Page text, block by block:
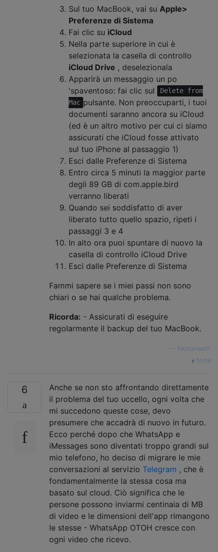
Sul tuo MacBook, vai su Apple>
Preferenze di Sistema
Fai clic su iCloud
Nella parte superiore in cui è
selezionata la casella di controllo
iCloud Drive , deselezionala
Apparirà un messaggio un po
'spaventoso: fai clic sul
Delete from
Mac pulsante. Non preoccuparti, i tuoi
documenti saranno ancora su iCloud
(ed è un altro motivo per cui ci siamo
assicurati che iCloud fosse attivato
sul tuo iPhone al passaggio 1)
Esci dalle Preferenze di Sistema
Entro circa 5 minuti la maggior parte
degli 89 GB di com.apple.bird
verranno liberati
Quando sei soddisfatto di aver
liberato tutto quello spazio, ripeti i
passaggi 3 e 4
In alto ora puoi spuntare di nuovo la
casella di controllo iCloud Drive
Esci dalle Preferenze di Sistema
Fammi sapere se i miei passi non sono
chiari o se hai qualche problema.
Ricorda: - Assicurati di eseguire
regolarmente il backup del tuo MacBook.
Monomeeth
fonte
6
Anche se non sto affrontando direttamente
il problema del tuo uccello, ogni volta che
mi succedono queste cose, devo
presumere che accadrà di nuovo in futuro.
Ecco perché dopo che WhatsApp e
iMessages sono diventati troppo grandi sul
mio telefono, ho deciso di migrare le mie
conversazioni al servizio Telegram , che è
fondamentalmente la stessa cosa ma
basato sul cloud. Ciò significa che le
persone possono inviarmi centinaia di MB
di video e le dimensioni dell'app rimangono
le stesse - WhatsApp OTOH cresce con
ogni video che ricevo.